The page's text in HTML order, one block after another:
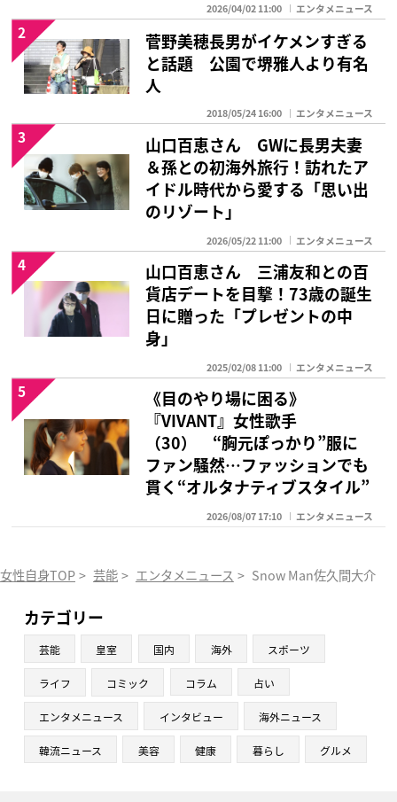
2026/04/02 11:00 エンタメニュース
菅野美穂長男がイケメンすぎる
と話題 公園で堺雅人より有名
人
2018/05/24 16:00 エンタメニュース
2
山口百恵さん GWに長男夫妻
＆孫との初海外旅行！訪れたア
イドル時代から愛する「思い出
のリゾート」
2026/05/22 11:00 エンタメニュース
3
山口百恵さん 三浦友和との百
貨店デートを目撃！73歳の誕生
日に贈った「プレゼントの中
身」
2025/02/08 11:00 エンタメニュース
4
《目のやり場に困る》
『VIVANT』女性歌手
（30） “胸元ぽっかり”服に
ファン騒然…ファッションでも
貫く“オルタナティブスタイル”
2026/08/07 17:10 エンタメニュース
5
女性自身TOP > 芸能 > エンタメニュース > Snow Man佐久間大介「
カテゴリー
芸能 皇室 国内 海外 スポーツ
ライフ コミック コラム 占い
エンタメニュース インタビュー 海外ニュース
韓流ニュース 美容 健康 暮らし グルメ